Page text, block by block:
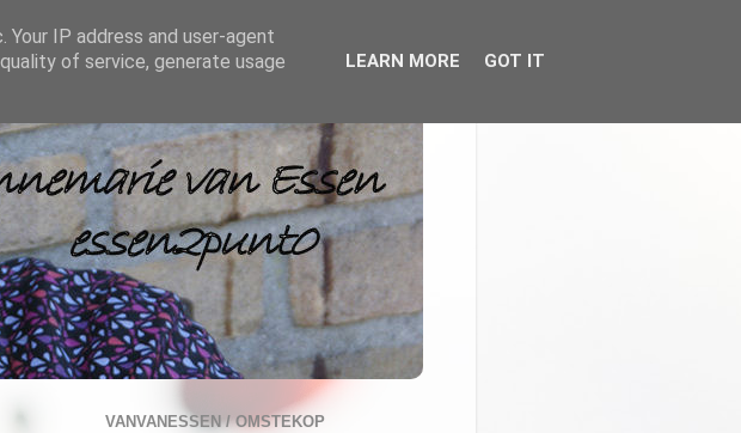
VANVANESSEN / OMSTEKOP
IP address and user-agent
of service, generate usage
LEARN MORE GOT IT